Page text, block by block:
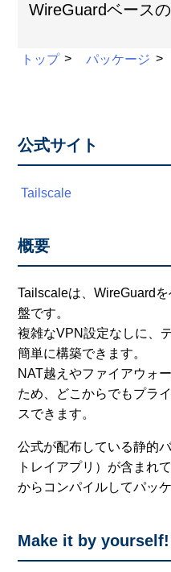
WireGuardベース
トップ パッケージ
公式サイト
Tailscale
概要
Tailscaleは、WireGuard
盤です。
複雑なVPN設定なしに、
簡単に構築できます。
NAT越えやファイアウォ
ため、どこからでもプラ
スできます。
公式が配布している静的
トレイアプリ）が含まれ
からコンパイルしてパッ
Make it by yourself!